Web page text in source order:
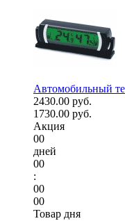
Автомобильный
2430.00 руб.
1730.00 руб.
Акция
00
дней
00
:
00
00
Товар дня